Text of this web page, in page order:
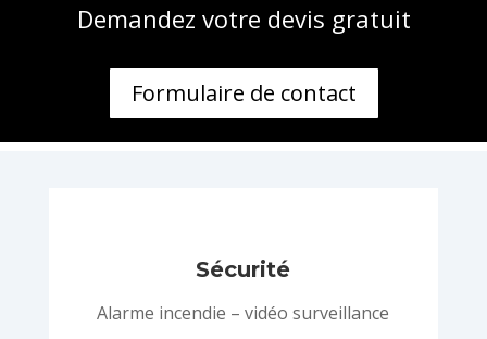
Demandez votre devis gratuit
Formulaire de contact
Sécurité
Alarme incendie – vidéo surveillance